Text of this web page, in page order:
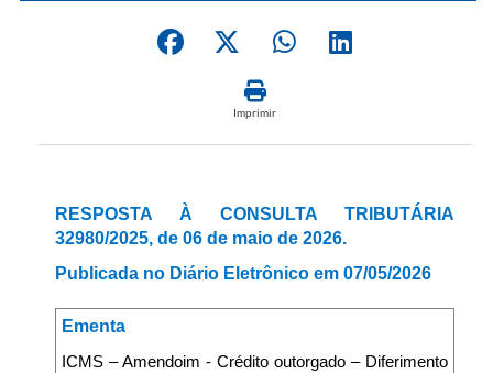
Imprimir
RESPOSTA À CONSULTA TRIBUTÁRIA
32980/2025, de 06 de maio de 2026.
Publicada no Diário Eletrônico em 07/05/2026
Ementa
ICMS – Amendoim - Crédito outorgado – Diferimento